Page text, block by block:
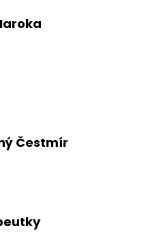
Čestmír